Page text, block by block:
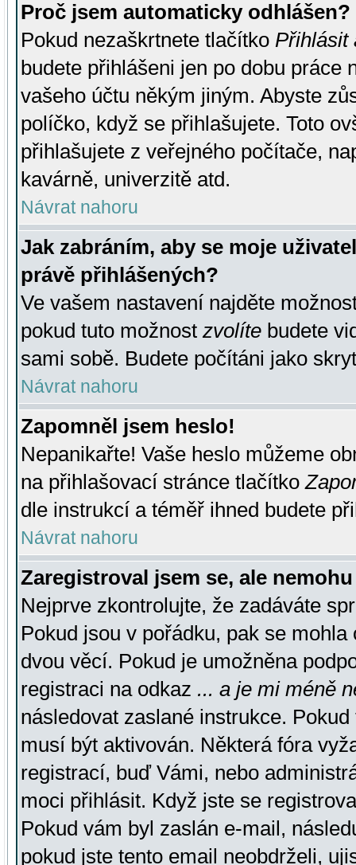
Proč jsem automaticky odhlášen?
Pokud nezaškrtnete tlačítko Přihlásit
budete přihlášeni jen po dobu práce
vašeho účtu někým jiným. Abyste
políčko, když se přihlašujete. Toto
přihlašujete z veřejného počítače,
kavárně, univerzitě atd.
Návrat nahoru
Jak zabráním, aby se moje
právě přihlášených?
Ve vašem nastavení najděte
pokud tuto možnost zvolíte budete
sami sobě. Budete počítáni jako
Návrat nahoru
Zapomněl jsem heslo!
Nepanikařte! Vaše heslo můžeme
na přihlašovací stránce tlačítko
dle instrukcí a téměř ihned budete
Návrat nahoru
Zaregistroval jsem se, ale
Nejprve zkontrolujte, že zadáváte
Pokud jsou v pořádku, pak se
dvou věcí. Pokud je umožněna
registraci na odkaz ... a je mi méně
následovat zaslané instrukce.
musí být aktivován. Některá fóra
registrací, buď Vámi, nebo
moci přihlásit. Když jste se
Pokud vám byl zaslán e-mail,
pokud jste tento email neobdrželi,